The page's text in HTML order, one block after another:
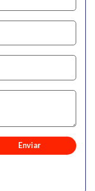
Enviar